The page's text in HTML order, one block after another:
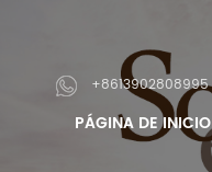
+8613902808995
PÁGINA DE INICIO